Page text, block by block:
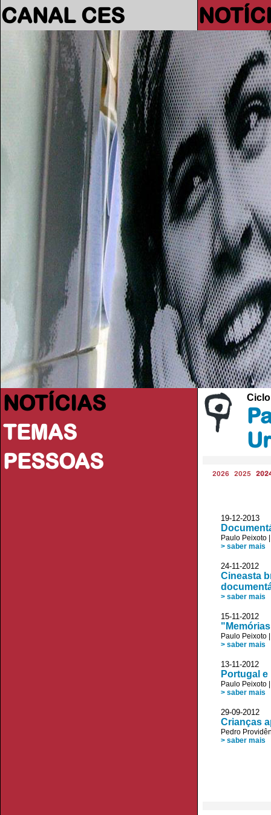
CANAL CES
NOTÍCIAS
TEMAS
PESSOAS
2026 2025
19-12-2013
Paulo Peixoto
> saber mais
24-11-
Cineasta
> saber mais
15-11-2012
Paulo Peixoto
> saber mais
13-11-2012
Portugal
Paulo Peixoto
> saber mais
29-09-2012
Crianças
Pedro
> saber mais